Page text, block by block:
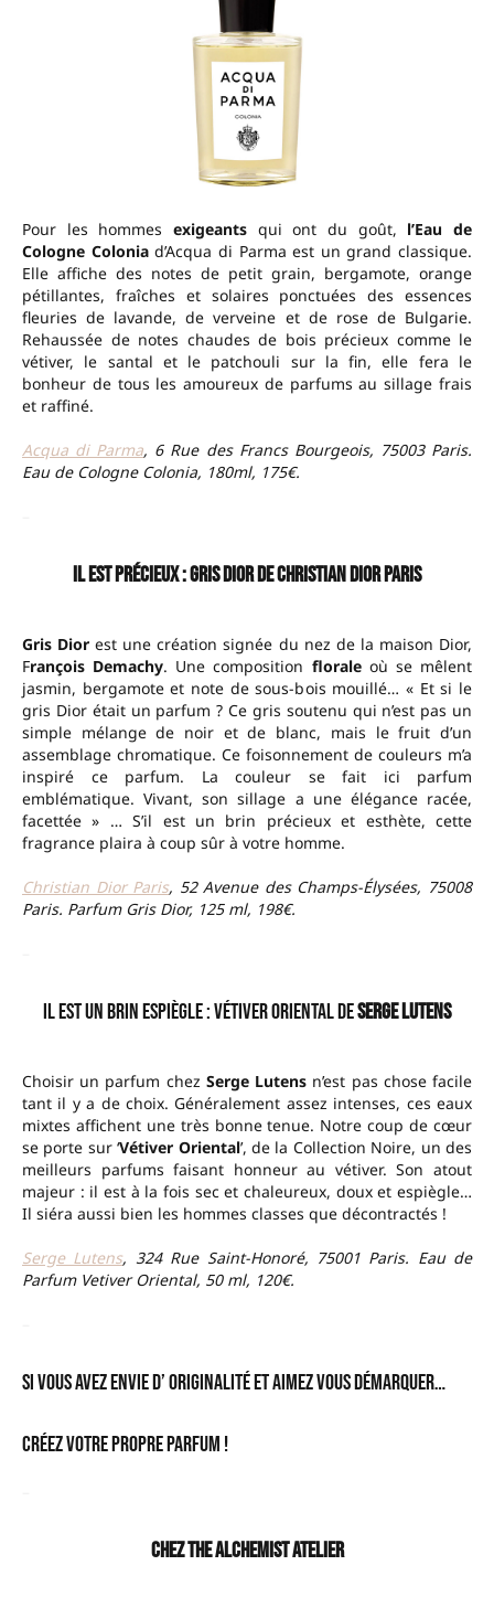
Pour les hommes exigeants qui ont du goût, l’Eau de
Cologne Coloniad’Acqua di Parma est un grand classique.
Elle affiche des notes de petit grain, bergamote, orange
pétillantes, fraîches et solaires ponctuées des essences
fleuries de lavande, de verveine et de rose de Bulgarie.
Rehaussée de notes chaudes de bois précieux comme le
vétiver, le santal et le patchouli sur la fin, elle fera le
bonheur de tous les amoureux de parfums au sillage frais
et raffiné.
Acqua di Parma, 6 Rue des Francs Bourgeois, 75003 Paris.
Eau de Cologne Colonia, 180ml, 175€.
Il est précieux : Gris Dior de Christian Dior Paris
Gris Dior est une création signée du nez de la maison Dior,
François Demachy. Une composition florale où se mêlent
jasmin, bergamote et note de sous-bois mouillé… « Et si le
gris Dior était un parfum ? Ce gris soutenu qui n’est pas un
simple mélange de noir et de blanc, mais le fruit d’un
assemblage chromatique. Ce foisonnement de couleurs m’a
inspiré ce parfum. La couleur se fait ici parfum
emblématique. Vivant, son sillage a une élégance racée,
facettée » … S’il est un brin précieux et esthète, cette
fragrance plaira à coup sûr à votre homme.
Christian Dior Paris, 52 Avenue des Champs-Élysées, 75008
Paris. Parfum Gris Dior, 125 ml, 198€.
Il est un brin espiègle : Vétiver Oriental deSerge Lutens
Choisir un parfum chez Serge Lutens n’est pas chose facile
tant il y a de choix. Généralement assez intenses, ces eaux
mixtes affichent une très bonne tenue. Notre coup de cœur
se porte sur ‘Vétiver Oriental’, de la Collection Noire, un des
meilleurs parfums faisant honneur au vétiver. Son atout
majeur : il est à la fois sec et chaleureux, doux et espiègle…
Il siéra aussi bien les hommes classes que décontractés !
Serge Lutens, 324 Rue Saint-Honoré, 75001 Paris. Eau de
Parfum Vetiver Oriental, 50 ml, 120€.
Si vous avez envie d’ originalité et aimez vous démarquer…
Créez votre propre parfum !
Chez The Alchemist Atelier